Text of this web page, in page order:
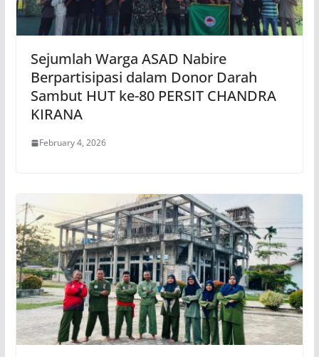
Sejumlah Warga ASAD Nabire
Berpartisipasi dalam Donor Darah
Sambut HUT ke-80 PERSIT CHANDRA
KIRANA
February 4, 2026